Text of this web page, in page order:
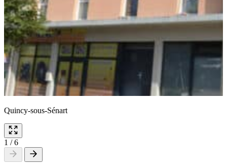
Quincy-sous-Sénart
1 /6